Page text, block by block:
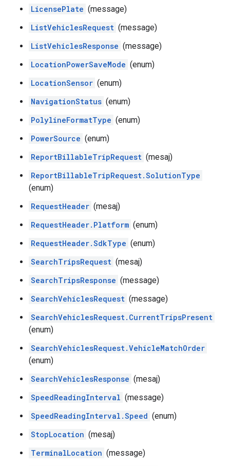
LicensePlate (message)
ListVehiclesRequest (message)
ListVehiclesResponse (message)
LocationPowerSaveMode (enum)
LocationSensor (enum)
NavigationStatus (enum)
PolylineFormatType (enum)
PowerSource (enum)
ReportBillableTripRequest (mesaj)
ReportBillableTripRequest.SolutionType
(enum)
RequestHeader (mesaj)
RequestHeader.Platform (enum)
RequestHeader.SdkType (enum)
SearchTripsRequest (mesaj)
SearchTripsResponse (message)
SearchVehiclesRequest (message)
SearchVehiclesRequest.CurrentTripsPresent
(enum)
SearchVehiclesRequest.VehicleMatchOrder
(enum)
SearchVehiclesResponse (mesaj)
SpeedReadingInterval (message)
SpeedReadingInterval.Speed (enum)
StopLocation (mesaj)
TerminalLocation (message)